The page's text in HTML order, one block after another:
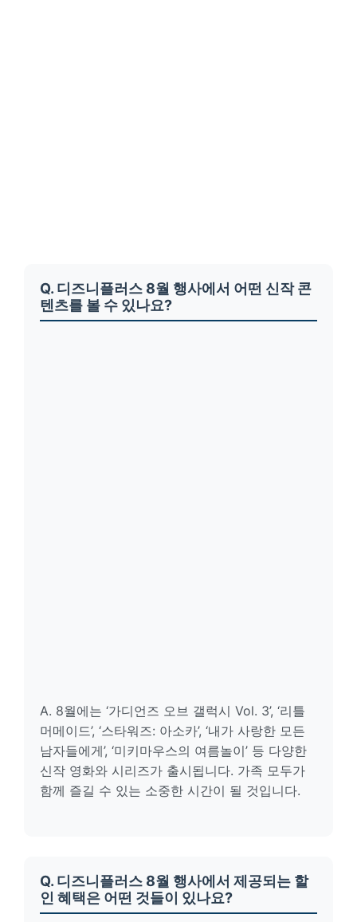
Q. 디즈니플러스 8월 행사에서 어떤 신작 콘
텐츠를 볼 수 있나요?
A. 8월에는 ‘가디언즈 오브 갤럭시 Vol. 3’, ‘리틀
머메이드’, ‘스타워즈: 아소카’, ‘내가 사랑한 모든
남자들에게’, ‘미키마우스의 여름놀이’ 등 다양한
신작 영화와 시리즈가 출시됩니다. 가족 모두가
함께 즐길 수 있는 소중한 시간이 될 것입니다.
Q. 디즈니플러스 8월 행사에서 제공되는 할
인 혜택은 어떤 것들이 있나요?